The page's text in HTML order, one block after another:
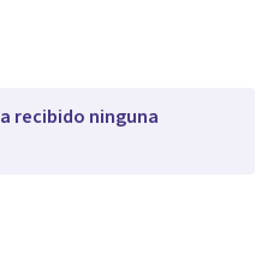
recibido ninguna